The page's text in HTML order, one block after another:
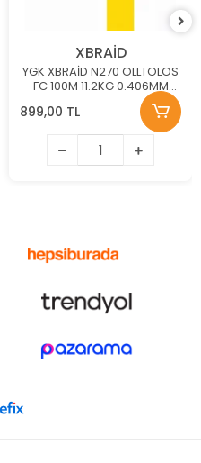
XBRAİD
YGK XBRAİD N270 OLLTOLOS
FC 100M 11.2KG 0.406MM
FLOUROCARBON MİSİNA
899,00 TL